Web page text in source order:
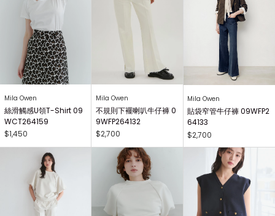
Mila Owen
絲滑觸感U領T-Shirt 09
WCT264159
$1,450
Mila Owen
不規則下襬喇叭牛仔褲 0
9WFP264132
$2,700
Mila Owen
貼袋窄管牛仔褲 09WFP2
64133
$2,700